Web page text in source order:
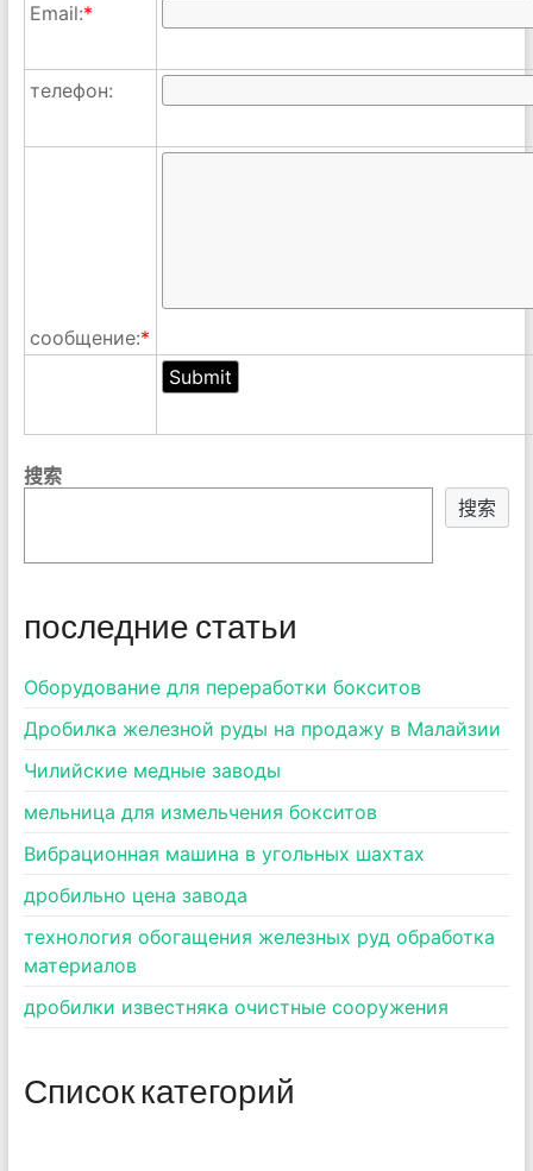
Email:*
телефон:
сообщение:*
搜索
搜索
последние статьи
Оборудование для переработки бокситов
Дробилка железной руды на продажу в Малайзии
Чилийские медные заводы
мельница для измельчения бокситов
Вибрационная машина в угольных шахтах
дробильно цена завода
технология обогащения железных руд обработка
материалов
дробилки известняка очистные сооружения
Список категорий